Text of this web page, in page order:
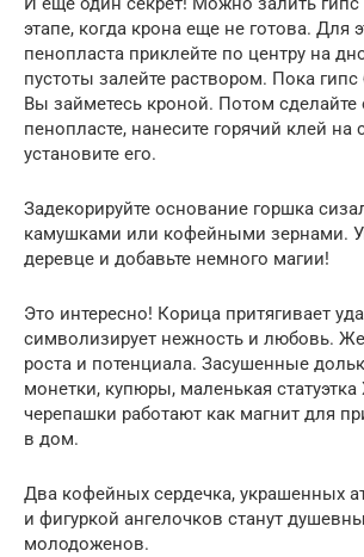
этапе, когда крона еще не готова. Для
пенопласта приклейте по центру на
пустоты залейте раствором. Пока гипс
Вы займетесь кроной. Потом сделайте
пенопласте, нанесите горячий клей на
установите его.
Задекорируйте основание горшка
камушками или кофейными зернами.
деревце и добавьте немного магии!
Это интересно! Корица притягивает
символизирует нежность и любовь.
роста и потенциала. Засушенные
монетки, купюры, маленькая статуэтка
черепашки работают как магнит для
в дом.
Два кофейных сердечка, украшенных
и фигуркой ангелочков станут
молодоженов.